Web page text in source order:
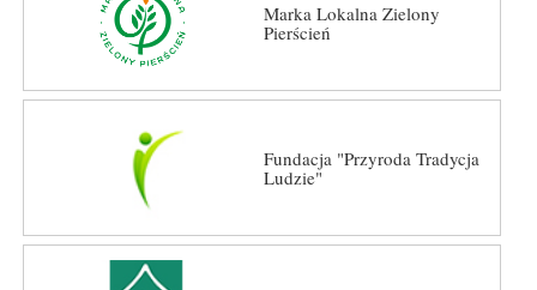
Marka Lokalna Zielony
Pierścień
Fundacja "Przyroda Tradycja
Ludzie"